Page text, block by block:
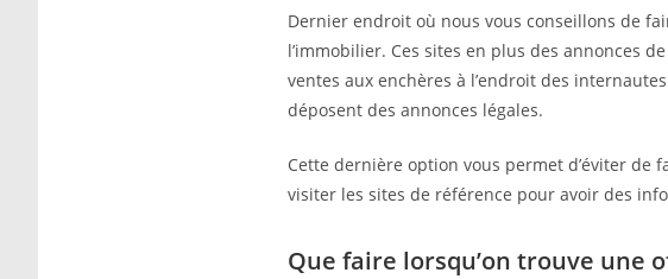
Dernier endroit où nous vous conseillons de
l’immobilier. Ces sites en plus des annonces
ventes aux enchères à l’endroit des
déposent des annonces légales.
Cette dernière option vous permet d’éviter
visiter les sites de référence pour avoir des
Que faire lorsqu’on trouve une